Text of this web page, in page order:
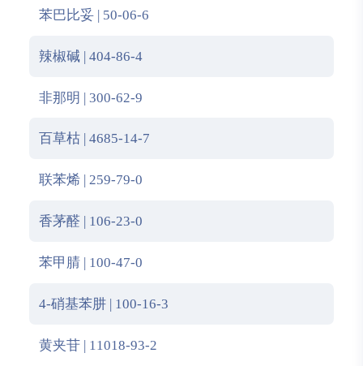
苯巴比妥 | 50-06-6
辣椒碱 | 404-86-4
非那明 | 300-62-9
百草枯 | 4685-14-7
联苯烯 | 259-79-0
香茅醛 | 106-23-0
苯甲腈 | 100-47-0
4-硝基苯肼 | 100-16-3
黄夹苷 | 11018-93-2